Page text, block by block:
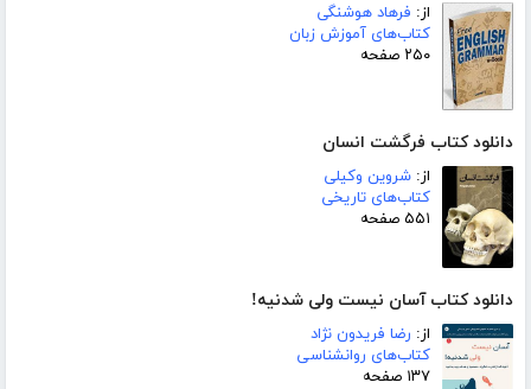
از: فرهاد هوشنگی
کتاب‌های آموزش زبان
۲۵۰ صفحه
دانلود کتاب فرگشت انسان
از: شروین وکیلی
کتاب‌های تاریخی
۵۵۱ صفحه
دانلود کتاب آسان نیست ولی شدنیه!
از: رضا فریدون نژاد
کتاب‌های روانشناسی
۱۳۷ صفحه